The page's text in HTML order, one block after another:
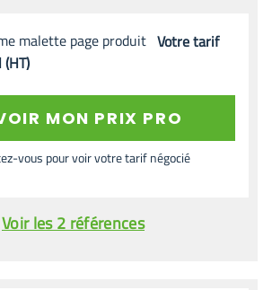
Votre tarif
MON PRIX PRO
vous pour voir votre tarif négocié
Voir les 2 références